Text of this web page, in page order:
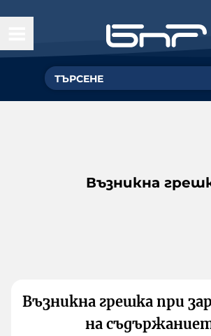
Възникна
Възникна грешка при
на